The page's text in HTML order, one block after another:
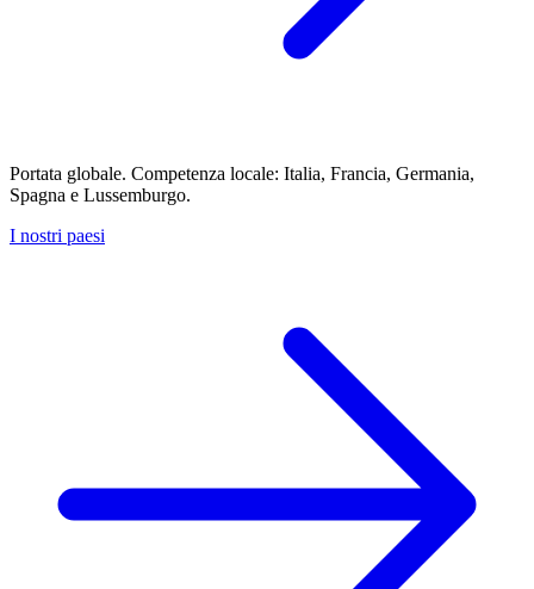
Portata globale. Competenza locale: Italia, Francia, Germania,
Spagna e Lussemburgo.
I nostri paesi